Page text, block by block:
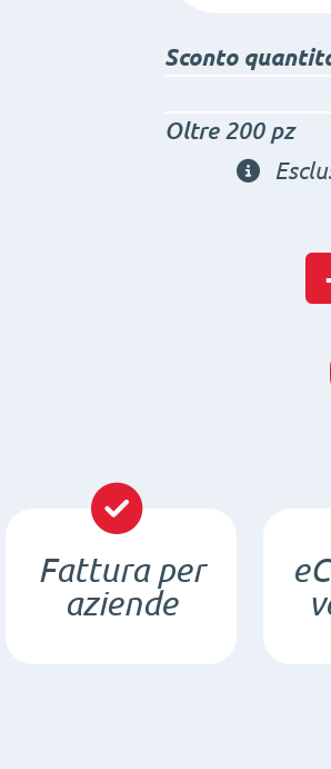
Sconto
Oltre 200 pz
Fattura per
aziende